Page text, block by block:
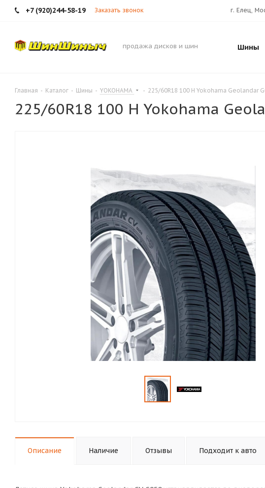
+7 (920)244-58-19 Заказать звонок г. Елец,
продажа дисков и шин Шины
Главная - Каталог - Шины - YOKOHAMA - 225/60R18 100 H Yokohama Geolandar
225/60R18 100 H Yokohama
Описание Наличие Отзывы Подходит к авто